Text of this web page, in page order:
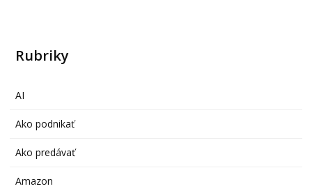
Rubriky
AI
Ako podnikať
Ako predávať
Amazon